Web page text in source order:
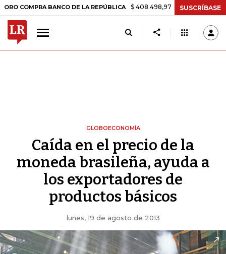
BANCO DE LA REPÚBLICA $ 408.498,97 +$ 8.753,81 +2,19%
SUSCRÍBASE
GLOBOECONOMÍA
Caída en el precio de la
moneda brasileña, ayuda a
los exportadores de
productos básicos
lunes, 19 de agosto de 2013